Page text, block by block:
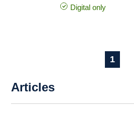
Digital only
1
Articles